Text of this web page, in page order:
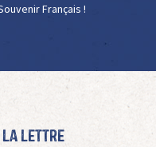
Français !
Lettre